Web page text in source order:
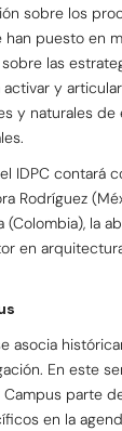
sobre los
puesto en
las
y
y naturales de
IDPC contará
Rodríguez
(Colombia), la
en
asocia
En este
Campus parte
en la